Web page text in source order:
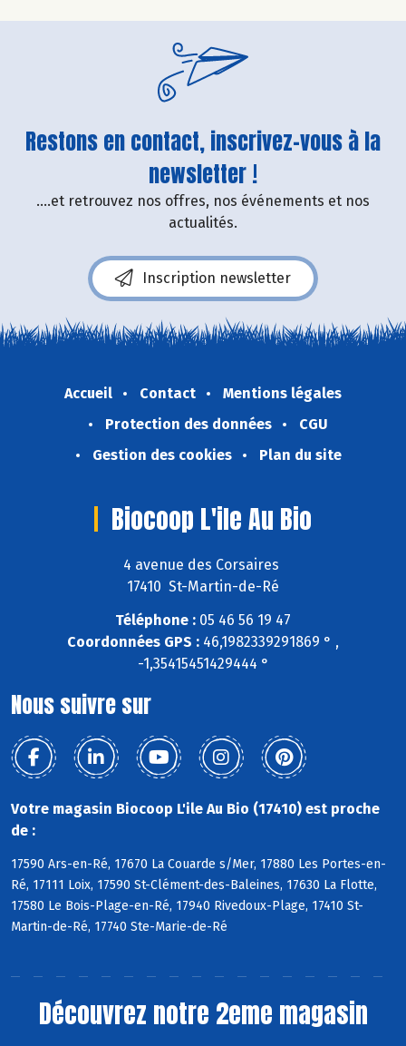
Restons en contact, inscrivez-vous à la
newsletter !
....et retrouvez nos offres, nos événements et nos
actualités.
Inscription newsletter
Accueil Contact
Mentions légales
Protection des données
CGU
Gestion des cookies
Plan du site
Biocoop L'ile Au Bio
4 avenue des Corsaires
17410 St-Martin-de-Ré
Téléphone : 05 46 56 19 47
Coordonnées GPS : 46,1982339291869 ° ,
-1,35415451429444 °
Nous suivre sur
Votre magasin Biocoop L'ile Au Bio (17410) est proche
de :
17590 Ars-en-Ré, 17670 La Couarde s/Mer, 17880 Les Portes-en-
Ré, 17111 Loix, 17590 St-Clément-des-Baleines, 17630 La Flotte,
17580 Le Bois-Plage-en-Ré, 17940 Rivedoux-Plage, 17410 St-
Martin-de-Ré, 17740 Ste-Marie-de-Ré
Découvrez notre 2eme magasin